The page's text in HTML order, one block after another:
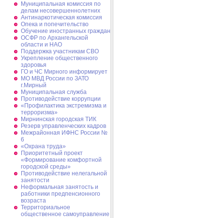
Муниципальная комиссия по
делам несовершеннолетних
Антинаркотическая комиссия
Опека и попечительство
Обучение иностранных граждан
ОСФР по Архангельской
области и НАО
Поддержка участникам СВО
Укрепление общественного
здоровья
ГО и ЧС Мирного информирует
МО МВД России по ЗАТО
г.Мирный
Муниципальная cлужба
Противодействие коррупции
«Профилактика экстремизма и
терроризма»
Мирнинская городская ТИК
Резерв управленческих кадров
Межрайонная ИФНС России №
6
«Охрана труда»
Приоритетный проект
«Формирование комфортной
городской среды»
Противодействие нелегальной
занятости
Неформальная занятость и
работники предпенсионного
возраста
Территориальное
общественное самоуправление